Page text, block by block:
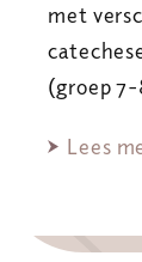
met
(groep 7-
Lees